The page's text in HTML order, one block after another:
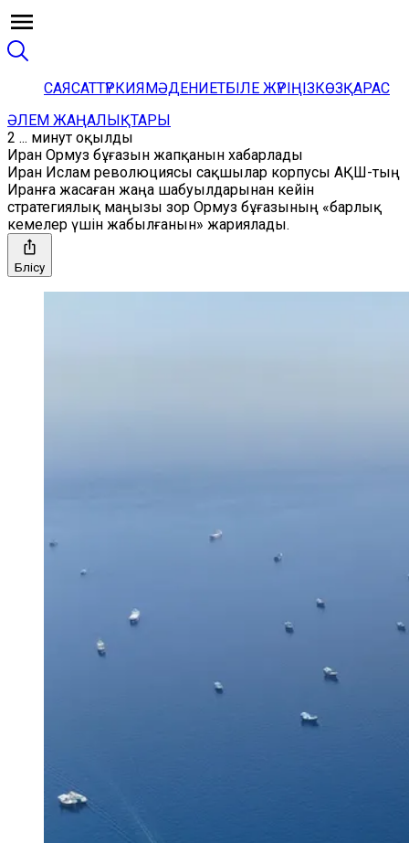
САЯСАТТҮРКИЯМӘДЕНИЕТБІЛЕ ЖҮРІҢІЗКӨЗҚАРАС
ӘЛЕМ ЖАҢАЛЫҚТАРЫ
2 ... минут оқылды
Иран Ормуз бұғазын жапқанын хабарлады
Иран Ислам революциясы сақшылар корпусы АҚШ-тың
Иранға жасаған жаңа шабуылдарынан кейін
стратегиялық маңызы зор Ормуз бұғазының «барлық
кемелер үшін жабылғанын» жариялады.
Бөлісу